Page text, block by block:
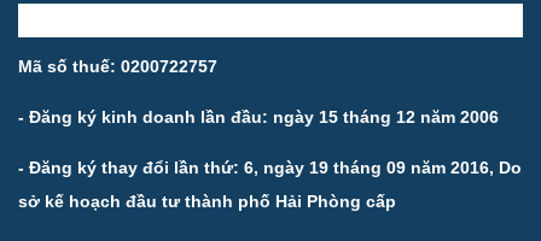
Mã số thuế: 0200722757
- Đăng ký kinh doanh lần đầu: ngày 15 tháng 12 năm 2006
- Đăng ký thay đổi lần thứ: 6, ngày 19 tháng 09 năm 2016, Do
sở kế hoạch đầu tư thành phố Hải Phòng cấp